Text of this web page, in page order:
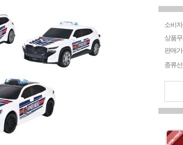
소비
상품무
판매가
종류